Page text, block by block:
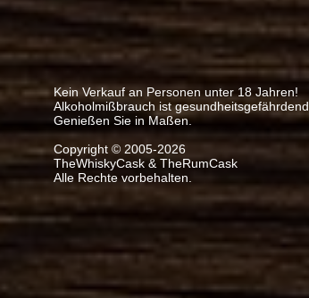
Kein Verkauf an Personen unter 18 Jahren!
Alkoholmißbrauch ist gesundheitsgefährdend.
Genießen Sie in Maßen.
Copyright © 2005-2026
TheWhiskyCask & TheRumCask
Alle Rechte vorbehalten.